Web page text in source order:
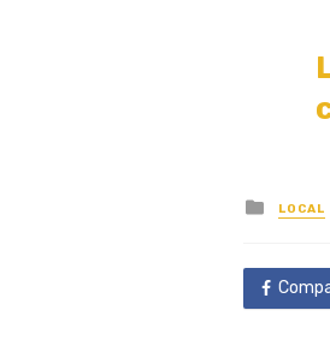
Posted
in
LOCAL